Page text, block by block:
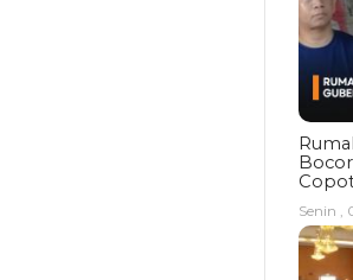
Senin ,